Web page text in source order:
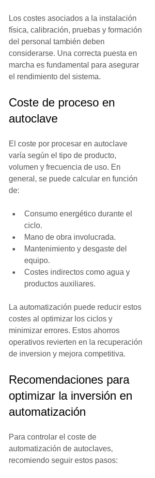
Los costes asociados a la instalación
física, calibración, pruebas y formación
del personal también deben
considerarse. Una correcta puesta en
marcha es fundamental para asegurar
el rendimiento del sistema.
Coste de proceso en
autoclave
El coste por procesar en autoclave
varía según el tipo de producto,
volumen y frecuencia de uso. En
general, se puede calcular en función
de:
Consumo energético durante el
ciclo.
Mano de obra involucrada.
Mantenimiento y desgaste del
equipo.
Costes indirectos como agua y
productos auxiliares.
La automatización puede reducir estos
costes al optimizar los ciclos y
minimizar errores. Estos ahorros
operativos revierten en la recuperación
de inversion y mejora competitiva.
Recomendaciones para
optimizar la inversión en
automatización
Para controlar el coste de
automatización de autoclaves,
recomiendo seguir estos pasos: